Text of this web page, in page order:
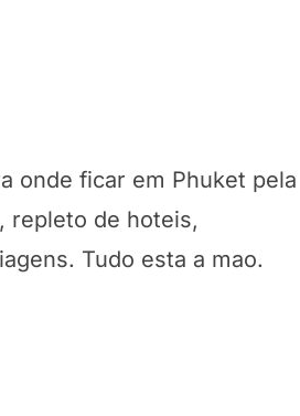
onde ficar em Phuket pela
repleto de hoteis,
Tudo esta a mao.